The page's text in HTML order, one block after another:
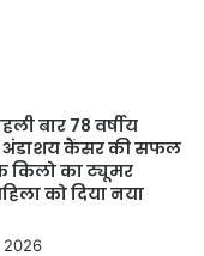
बार 78 वर्षीय
अंडाशय कैंसर की सफल
किलो का ट्यूमर
को दिया नया